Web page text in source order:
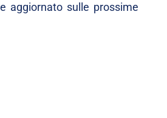
aggiornato sulle prossime